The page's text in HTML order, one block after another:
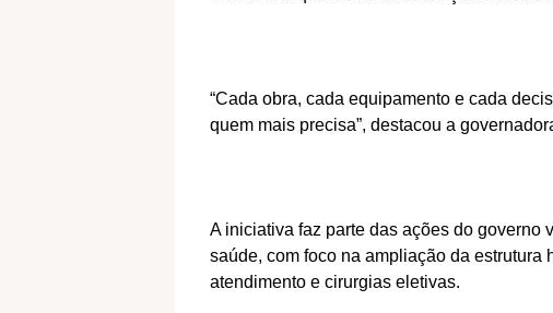
“Cada obra, cada equipamento e cada
quem mais precisa”, destacou a
A iniciativa faz parte das ações do governo
saúde, com foco na ampliação da estrutura
atendimento e cirurgias eletivas.